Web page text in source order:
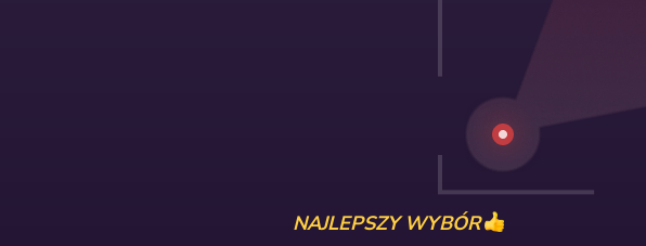
NAJLEPSZY WYBÓR